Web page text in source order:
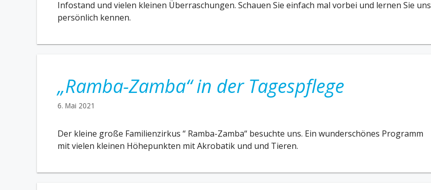
Infostand und vielen kleinen Überraschungen. Schauen Sie einfach mal vorbei und lernen Sie uns
persönlich kennen.
„Ramba-Zamba“ in der Tagespflege
6. Mai 2021
Der kleine große Familienzirkus “ Ramba-Zamba“ besuchte uns. Ein wunderschönes Programm
mit vielen kleinen Höhepunkten mit Akrobatik und und Tieren.